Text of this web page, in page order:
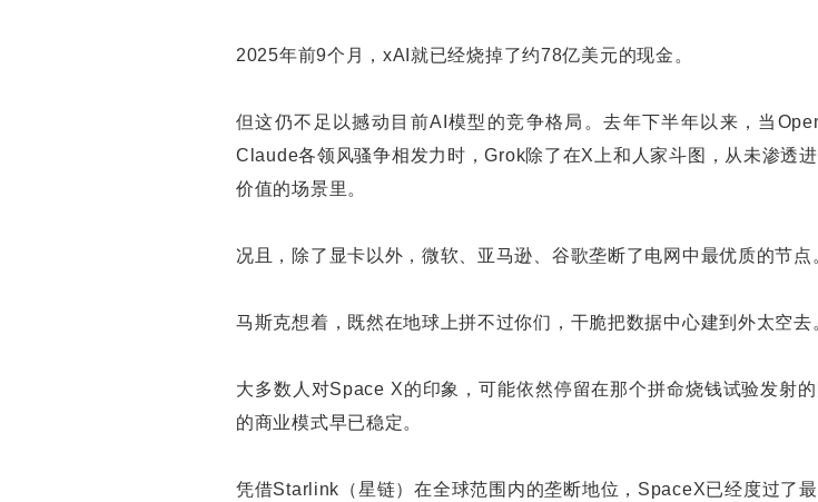
2025年前9个月，xAI就已经烧掉了约78亿美元的现金。
但这仍不足以撼动目前AI模型的竞争格局。去年下半年以来，当
Claude各领风骚争相发力时，Grok除了在X上和人家斗图，从未渗透
价值的场景里。
况且，除了显卡以外，微软、亚马逊、谷歌垄断了电网中最优质的节点
马斯克想着，既然在地球上拼不过你们，干脆把数据中心建到外太空去
大多数人对Space X的印象，可能依然停留在那个拼命烧钱试验发射
的商业模式早已稳定。
凭借Starlink（星链）在全球范围内的垄断地位，SpaceX已经度过了最